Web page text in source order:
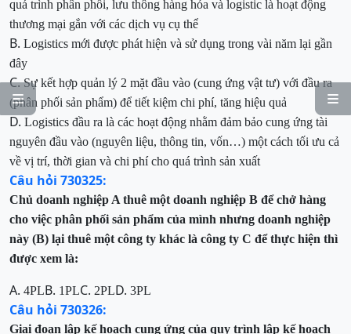


quá trình phân phối, lưu thông hàng hóa và logistic là hoạt động
thương mại gắn với các dịch vụ cụ thể
B. Logistics mới được phát hiện và sử dụng trong vài năm lại gần
đây
C.Sự kết hợp quản lý 2 mặt đầu vào (cung ứng vật tư) với đầu ra
(phân phối sản phẩm) để tiết kiệm chi phí, tăng hiệu quả
D. Logistics đầu ra là các hoạt động nhằm đảm bảo cung ứng tài
nguyên đầu vào (nguyên liệu, thông tin, vốn…) một cách tối ưu cả
về vị trí, thời gian và chi phícho quá trình sản xuất
Câu hỏi 730325:
Chủ doanh nghiệp A thuê một doanh nghiệp B để chở hàng
cho việc phân phối sản phẩm của mình nhưng doanh nghiệp
này (B) lại thuê một công ty khác là công ty C để thực hiện thì
được xem là:
A. 4PLB. 1PLC. 2PLD. 3PL
Câu hỏi 730326:
Giai đoạn lập kế hoạch cung ứng của quy trình lập kế hoạch